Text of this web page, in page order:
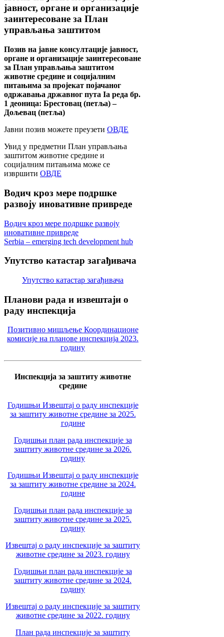
јавност, органе и организације
заинтересоване за План
управљања заштитом
Позив на јавне консултације јавност,
органе и организације заинтересоване
за План управљања заштитом
животне средине и социјалним
питањима за пројекат појачаног
одржавања државног пута Ia реда бр.
1 деоница: Брестовац (петља) –
Дољевац (петља)
Јавни позив можете преузети ОВДЕ
Увид у предметни План управљања
заштитом животне средине и
социјалним питањима може се
извршити ОВДЕ
Водич кроз мере подршке
развоју иновативне привреде
Водич кроз мере подршке развоју
иновативне привреде
Serbia – emerging tech development hub
Упутство катастар загађивача
Упутство катастар загађивача
Планови рада и извештаји о
раду инспекција
Позитивно мишљење Координационе
комисије на планове инспекција 2023.
годину
Инспекција за заштиту животне
средине
Годишњи Извештај о раду инспекције
за заштиту животне средине за 2025.
године
Годишњи план рада инспекције за
заштиту животне средине за 2026.
годину
Годишњи Извештај о раду инспекције
за заштиту животне средине за 2024.
године
Годишњи план рада инспекције за
заштиту животне средине за 2025.
годину
Извештај о раду инспекције за заштиту
животне средине за 2023. годину
Годишњи план рада инспекције за
заштиту животне средине за 2024.
годину
Извештај о раду инспекције за заштиту
животне средине за 2022. годину
План рада инспекције за заштиту